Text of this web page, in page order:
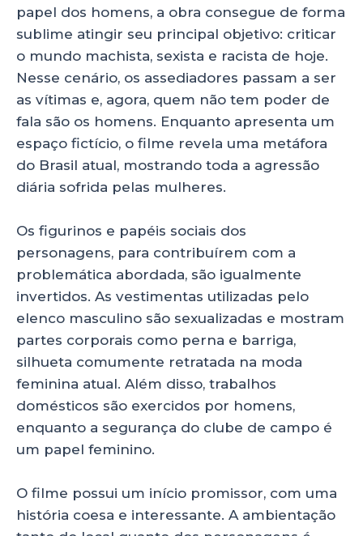
papel dos homens, a obra consegue de forma
sublime atingir seu principal objetivo: criticar
o mundo machista, sexista e racista de hoje.
Nesse cenário, os assediadores passam a ser
as vítimas e, agora, quem não tem poder de
fala são os homens. Enquanto apresenta um
espaço fictício, o filme revela uma metáfora
do Brasil atual, mostrando toda a agressão
diária sofrida pelas mulheres.
Os figurinos e papéis sociais dos
personagens, para contribuírem com a
problemática abordada, são igualmente
invertidos. As vestimentas utilizadas pelo
elenco masculino são sexualizadas e mostram
partes corporais como perna e barriga,
silhueta comumente retratada na moda
feminina atual. Além disso, trabalhos
domésticos são exercidos por homens,
enquanto a segurança do clube de campo é
um papel feminino.
O filme possui um início promissor, com uma
história coesa e interessante. A ambientação